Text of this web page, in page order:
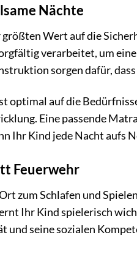
Nächte
Wert auf die
verarbeitet, um
sorgen dafür,
optimal auf die
Eine passende
Ihr Kind jede Nacht aufs
Feuerwehr
zum Schlafen und
Ihr Kind spielerisch
seine sozialen